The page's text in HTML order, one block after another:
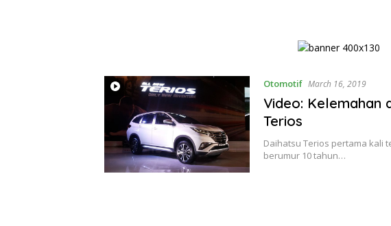
Otomotif March 16, 2019
Video: Kelemahan
Terios
Daihatsu Terios pertama kali
berumur 10 tahun…